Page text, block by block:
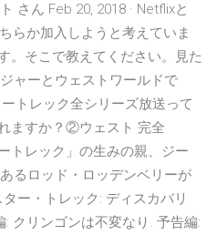
さん Feb 20, 2018 · Netflixと
らか加入しようと考えていま
。そこで教えてください。見た
ャーとウェストワールドで
トレック全シリーズ放送って
ますか？②ウェスト 完 全
ートレック」の生みの親、ジー
るロッド・ロッデンベリーが
ー・トレック: ディスカバリ
クリンゴンは不変なり. 予告編: